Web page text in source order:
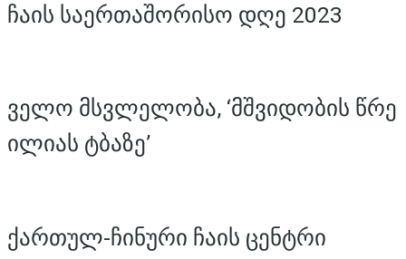
ჩაის საერთაშორისო დღე 2023
ველო მსვლელობა, ‘მშვიდობის წრე
ილიას ტბაზე’
ქართულ-ჩინური ჩაის ცენტრი